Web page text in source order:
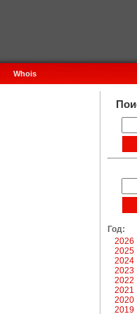
Whois
Год:
2026
2025
2024
2023
2022
2021
2020
2019